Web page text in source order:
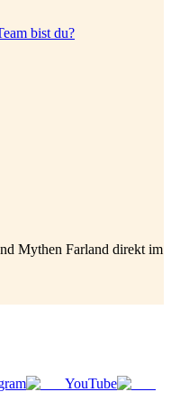
Mythen Farland direkt im
YouTube